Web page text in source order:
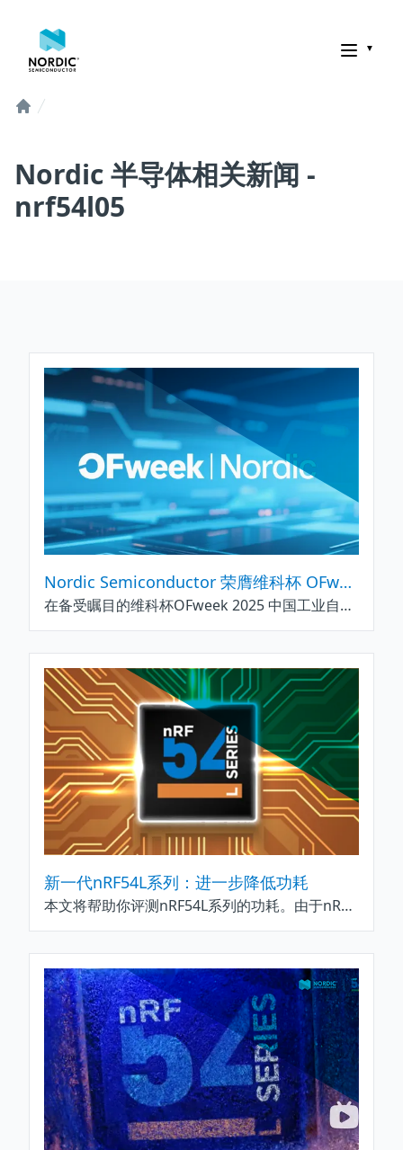
诺迪克半导体
Nordic 半导体相关新闻 -
nrf54l05
Nordic Semiconductor 荣膺维科杯 OFweek 2025 中国工业自动化与数字化行业卓越技术创新企业奖
在备受瞩目的维科杯OFweek 2025 中国工业自动化与数字化行业评选中，Nordic Semiconductor 凭借其卓越的创新实力和国际领先的无线连接技术，成功斩获卓越技术创新企业奖。这一荣誉的背后，是 Nordic Semiconductor 在低功耗蓝牙、蜂窝物联网、电源管理及Wi-Fi等领域持续深耕与创新的有力见证。
新一代nRF54L系列：进一步降低功耗
本文将帮助你评测nRF54L系列的功耗。由于nRF54L系列是nRF52 系列的后续产品，我们将把它与nRF52840 SoC进行比较。与其他nRF52系列 SoC（包括广受欢迎的nRF52832）比较，也会有类似的改进。nRF54L系列所有无线 SoC 都具有相同的功耗特性，由于各SoC的RAM大小不一，因此只有在保留多少RAM方面存在细微差别。这些信息还有助于将nRF54L系列与其他正在生产、出样或计划出样的无线SoC/MCU进行比较。